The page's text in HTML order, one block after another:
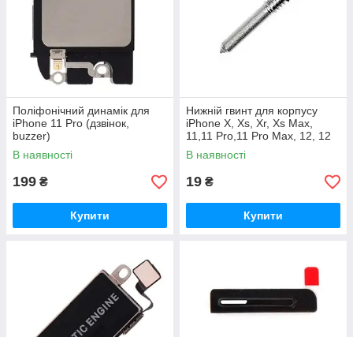
Поліфонічний динамік для
iPhone 11 Pro (дзвінок,
buzzer)
В наявності
199 ₴
Купити
Нижній гвинт для корпусу
iPhone X, Xs, Xr, Xs Max,
11,11 Pro,11 Pro Max, 12, 12
mini, 12 Pro Max срібний
В наявності
19 ₴
Купити